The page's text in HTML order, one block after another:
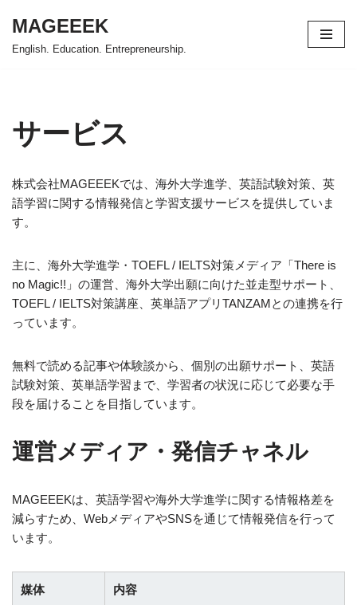
コ
ツ
へ
キ
ッ
プ
MAGEEEK
English. Education. Entrepreneurship.
サービス
株式会社MAGEEEKでは、海外大学進学、英語試験対策、英
語学習に関する情報発信と学習支援サービスを提供していま
す。
主に、海外大学進学・TOEFL / IELTS対策メディア「There is
no Magic!!」の運営、海外大学出願に向けた並走型サポート、
TOEFL / IELTS対策講座、英単語アプリTANZAMとの連携を行
っています。
無料で読める記事や体験談から、個別の出願サポート、英語
試験対策、英単語学習まで、学習者の状況に応じて必要な手
段を届けることを目指しています。
運営メディア・発信チャネル
MAGEEEKは、英語学習や海外大学進学に関する情報格差を
減らすため、WebメディアやSNSを通じて情報発信を行って
います。
媒体 内容